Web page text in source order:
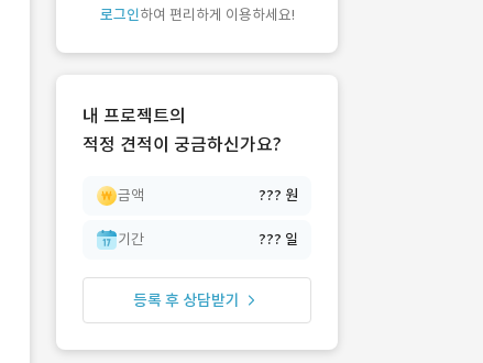
개발 회사 있어?
로그인하여 편리하게 이용하세요!
내 프로젝트의
적정 견적이 궁금하신가요?
금액 ??? 원
기간 ??? 일
등록 후 상담받기